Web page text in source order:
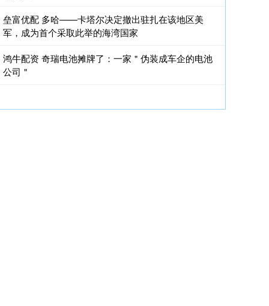
垒富优配 多哈——卡塔尔决定撤出驻扎在该地区美
军，成为首个采取此举的海湾国家
鸿牛配资 奇瑞电池摊牌了：一家＂伪装成车企的电池
公司＂